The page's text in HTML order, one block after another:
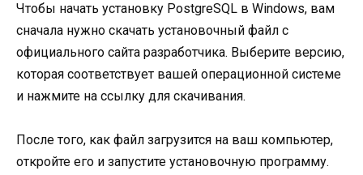
Чтобы начать установку PostgreSQL в Windows, вам
сначала нужно скачать установочный файл с
официального сайта разработчика. Выберите версию,
которая соответствует вашей операционной системе
и нажмите на ссылку для скачивания.
После того, как файл загрузится на ваш компьютер,
откройте его и запустите установочную программу.